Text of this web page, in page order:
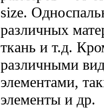
size.
различных
ткань и т.д.
различными
элементами,
элементы и др.